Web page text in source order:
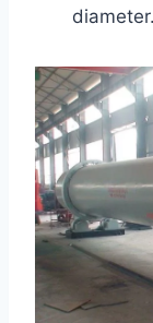
diameter.